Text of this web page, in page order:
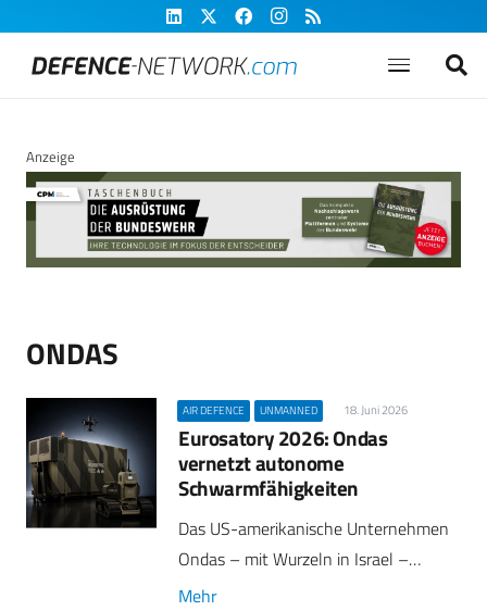
Anzeige
ONDAS
AIR DEFENCE UNMANNED 18. Juni 2026
Eurosatory 2026: Ondas
vernetzt autonome
Schwarmfähigkeiten
Das US-amerikanische Unternehmen
Ondas – mit Wurzeln in Israel –…
Mehr